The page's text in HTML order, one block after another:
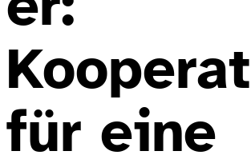
für eine